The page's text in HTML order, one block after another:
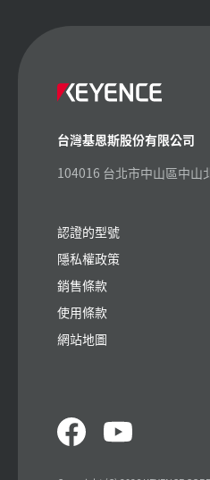
台灣基恩斯股份有限公司
104016 台北市中山區中山
認證的型號
隱私權政策
銷售條款
使用條款
網站地圖